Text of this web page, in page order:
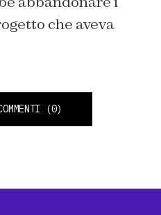
che aveva
(0)